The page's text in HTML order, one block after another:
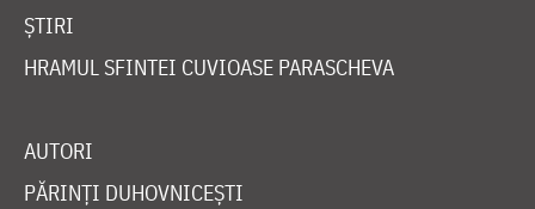
ȘTIRI
HRAMUL SFINTEI CUVIOASE PARASCHEVA
AUTORI
PĂRINȚI DUHOVNICEȘTI